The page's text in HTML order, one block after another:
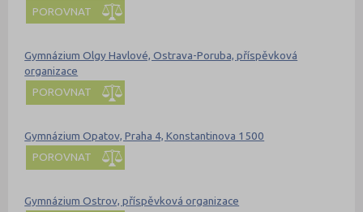
POROVNAT
Gymnázium Olgy Havlové, Ostrava-Poruba, příspěvková
organizace
POROVNAT
Gymnázium Opatov, Praha 4, Konstantinova 1500
POROVNAT
Gymnázium Ostrov, příspěvková organizace